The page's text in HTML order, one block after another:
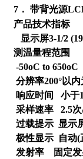
7 ． 带背光源
产品技术指标
显示屏3-1/2
测温量程范围
-50oC to 650oC
分辨率200°以内
响应时间
小于
采样速率
2.5次
过载提示 显示
极性显示 自动(
发射率
固定